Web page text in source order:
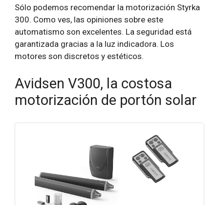
Sólo podemos recomendar la motorización Styrka
300. Como ves, las opiniones sobre este
automatismo son excelentes. La seguridad está
garantizada gracias a la luz indicadora. Los
motores son discretos y estéticos.
Avidsen V300, la costosa
motorización de portón solar